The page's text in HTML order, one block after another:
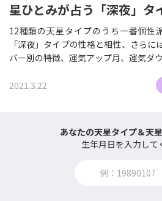
星ひとみが占う「深夜」タ
12種類の天星タイプのうち一番個性
「深夜」タイプの性格と相性、さら
バー別の特徴、運気アップ月、運気ダ
2021.3.22
あなたの天星タイプ＆天
生年月日を入力して